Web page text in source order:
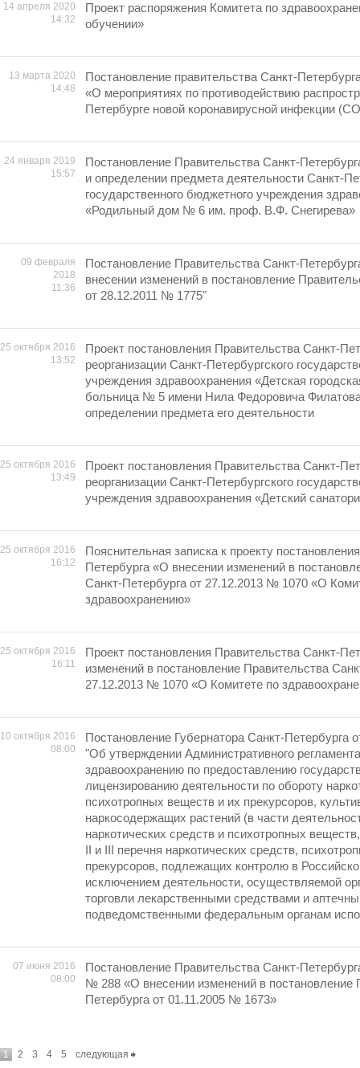
14 апреля 2020
14:32
Проект распоряжения Комитета по
обучении»
13 марта 2020
14:48
Постановление правительства Санкт-
«О мероприятиях по противодействию
Петербурге новой коронавирусной инфекции
24 января 2019
15:57
Постановление Правительства Санкт-
и определении предмета деятельности Санкт-
государственного бюджетного учреждения
«Родильный дом № 6 им. проф. В.Ф. Снегирева»
09 февраля
2018
11:36
Постановление Правительства Санкт-
внесении изменений в постановление
от 28.12.2011 № 1775"
25 октября 2016
13:52
Проект постановления Правительства Санкт-
реорганизации Санкт-Петербургского
учреждения здравоохранения «Детская
больница № 5 имени Нила Федоровича
определении предмета его деятельности
25 октября 2016
13:49
Проект постановления Правительства Санкт-
реорганизации Санкт-Петербургского
учреждения здравоохранения «Детский
25 октября 2016
16:12
Пояснительная записка к проекту
Петербурга «О внесении изменений в
Санкт-Петербурга от 27.12.2013 № 1070 «О
здравоохранению»
25 октября 2016
16:11
Проект постановления Правительства Санкт-
изменений в постановление Правительства
27.12.2013 № 1070 «О Комитете по
10 октября 2016
08:00
Постановление Губернатора Санкт-Петербурга
"Об утверждении Административного
здравоохранению по предоставлению
лицензированию деятельности по обороту
психотропных веществ и их прекурсоров,
наркосодержащих растений (в части
наркотических средств и психотропных
II и III перечня наркотических средств,
прекурсоров, подлежащих контролю в
исключением деятельности, осуществляемой
торговли лекарственными средствами и
подведомственными федеральным органам
07 июня 2016
08:00
Постановление Правительства Санкт-
№ 288 «О внесении изменений в постановление
Петербурга от 01.11.2005 № 1673»
1 2 3 4 5 следующая